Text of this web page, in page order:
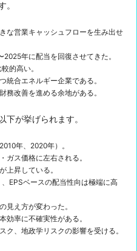
。
な営業キャッシュフローを生み出せ
年に配当を回復させてきた。
的高い。
統合エネルギー企業である。
務改善を進める余地がある。
下が挙げられます。
年、2020年）。
ガス価格に左右される。
上昇している。
EPSベースの配当性向は極端に高
見え方が変わった。
効率に不確実性がある。
ク、地政学リスクの影響を受ける。